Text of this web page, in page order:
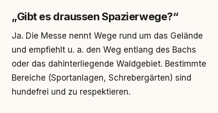
„Gibt es draussen Spazierwege?“
Ja. Die Messe nennt Wege rund um das Gelände
und empfiehlt u. a. den Weg entlang des Bachs
oder das dahinterliegende Waldgebiet. Bestimmte
Bereiche (Sportanlagen, Schrebergärten) sind
hundefrei und zu respektieren.